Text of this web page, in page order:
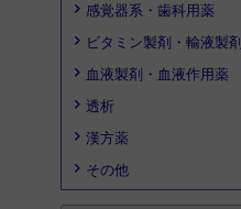
感覚器系・歯科用薬
ビタミン製剤・輸液製剤
血液製剤・血液作用薬
透析
漢方薬
その他